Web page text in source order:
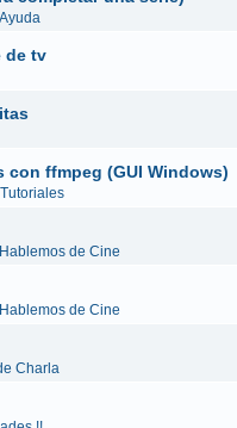
Ayuda
de tv
ffmpeg (GUI Windows)
Tutoriales
Hablemos de Cine
Hablemos de Cine
Charla